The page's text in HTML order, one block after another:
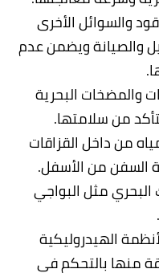
والسوائل الأخرى
والصيانة ويضمن عدم
والمضخات البحرية
من سلامتها.
من داخل القزاقات
السفن من الأسفل.
مثل البواجي
الهيدروليكية
منها بالتحكم في